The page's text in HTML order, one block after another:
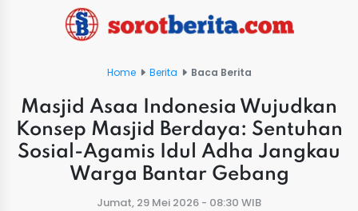
Home Berita Baca Berita
Masjid Asaa Indonesia Wujudkan
Konsep Masjid Berdaya: Sentuhan
Sosial-Agamis Idul Adha Jangkau
Warga Bantar Gebang
Jumat, 29 Mei 2026 - 08:30 WIB